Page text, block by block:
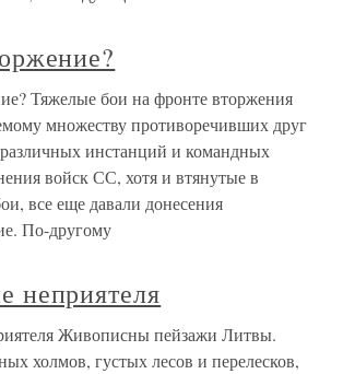
Тяжелые бои на фронте вторжения
множеству противоречивших друг
инстанций и командных
войск СС, хотя и втянутые в
все еще давали донесения
По-другому
неприятеля
Живописны пейзажи Литвы.
холмов, густых лесов и перелесков,